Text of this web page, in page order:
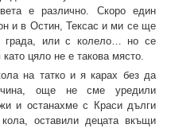
е различно. Скоро един
и в Остин, Тексас и ми се ще
или с колело… но се
цяло не е такова място.
на татко и я карах без да
още не сме уредили
и останахме с Краси дълги
оставили децата вкъщи